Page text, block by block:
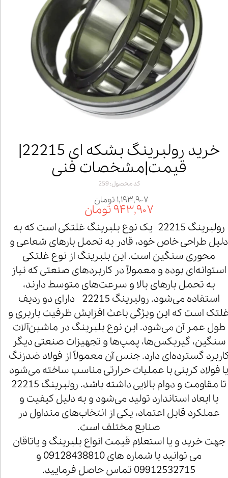
خرید رولبرینگ بشکه ای 22215|
قیمت|مشخصات فنی
کد محصول: 259
۱,۱۹۳,۹۰۷ تومان
۹۴۳,۹۰۷ تومان
رولبرینگ 22215 یک نوع بلبرینگ غلتکی است که به
دلیل طراحی خاص خود، قادر به تحمل بارهای شعاعی و
محوری سنگین است. این بلبرینگ از نوع غلتکی
استوانه‌ای بوده و معمولاً در کاربردهای صنعتی که نیاز
به تحمل بارهای بالا و سرعت‌های متوسط دارند،
استفاده می‌شود. رولبرینگ 22215 دارای دو ردیف
است که این ویژگی باعث افزایش ظرفیت باربری و
طول عمر آن می‌شود. این نوع بلبرینگ در ماشین‌آلات
سنگین، گیربکس‌ها، پمپ‌ها و تجهیزات صنعتی دیگر
گسترده‌ای دارد. جنس آن معمولاً از فولاد ضدزنگ
فولاد کربنی با عملیات حرارتی مناسب ساخته می‌شود
تا مقاومت و دوام بالایی داشته باشد. رولبرینگ 22215
با ابعاد استاندارد تولید می‌شود و به دلیل کیفیت و
عملکرد قابل اعتماد، یکی از انتخاب‌های متداول در
صنایع مختلف است.
جهت خرید و یا استعلام قیمت انواع بلبرینگ و یاتاقان
می توانید با شماره های 09128438810 و
09912532715 تماس حاصل فرمایید.